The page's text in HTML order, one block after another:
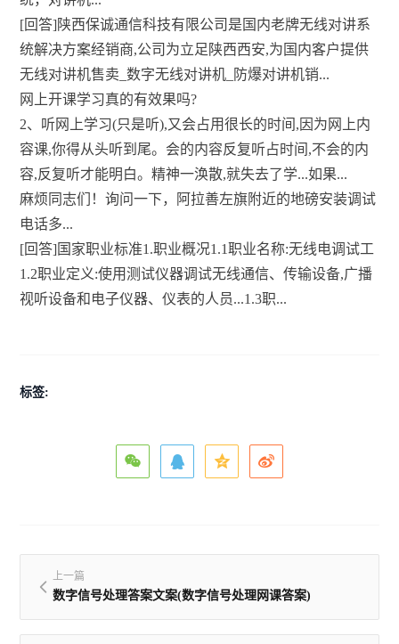
[回答]陕西保诚通信科技有限公司是国内老牌无线对讲系
统解决方案经销商,公司为立足陕西西安,为国内客户提供
无线对讲机售卖_数字无线对讲机_防爆对讲机销...
网上开课学习真的有效果吗?
2、听网上学习(只是听),又会占用很长的时间,因为网上内
容课,你得从头听到尾。会的内容反复听占时间,不会的内
容,反复听才能明白。精神一涣散,就失去了学...如果...
麻烦同志们！询问一下，阿拉善左旗附近的地磅安装调试
电话多...
[回答]国家职业标准1.职业概况1.1职业名称:无线电调试工
1.2职业定义:使用测试仪器调试无线通信、传输设备,广播
视听设备和电子仪器、仪表的人员...1.3职...
标签:
上一篇
数字信号处理答案文案(数字信号处理网课答案)